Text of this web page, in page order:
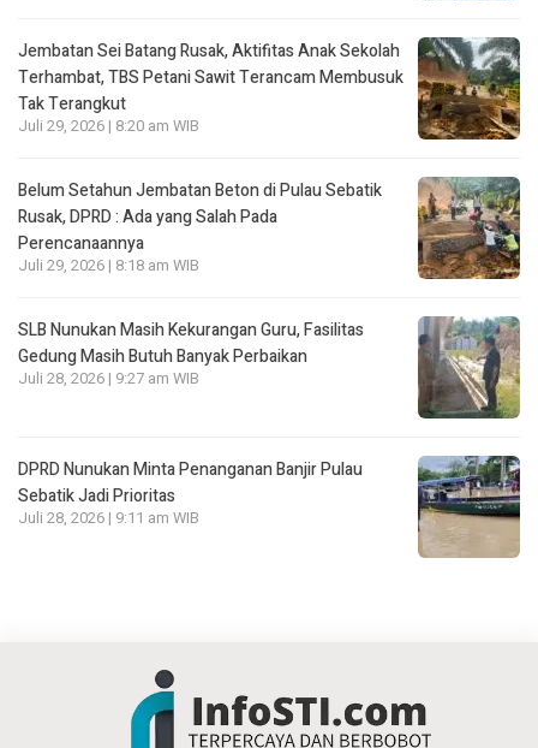
Jembatan Sei Batang Rusak, Aktifitas Anak Sekolah
Terhambat, TBS Petani Sawit Terancam Membusuk
Tak Terangkut
Juli 29, 2026 | 8:20 am WIB
Belum Setahun Jembatan Beton di Pulau Sebatik
Rusak, DPRD : Ada yang Salah Pada
Perencanaannya
Juli 29, 2026 | 8:18 am WIB
SLB Nunukan Masih Kekurangan Guru, Fasilitas
Gedung Masih Butuh Banyak Perbaikan
Juli 28, 2026 | 9:27 am WIB
DPRD Nunukan Minta Penanganan Banjir Pulau
Sebatik Jadi Prioritas
Juli 28, 2026 | 9:11 am WIB